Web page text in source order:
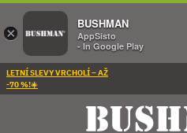
LETNÍ SLEVY VRCHOLÍ – AŽ
-70 %!☀️
×
BUSHMAN
AppSisto
- In Google Play